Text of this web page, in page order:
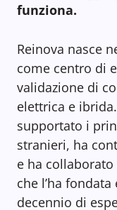
funziona.
Reinova nasce
come centro di
validazione di
elettrica e
supportato i
stranieri, ha
e ha
che l’ha
decennio di